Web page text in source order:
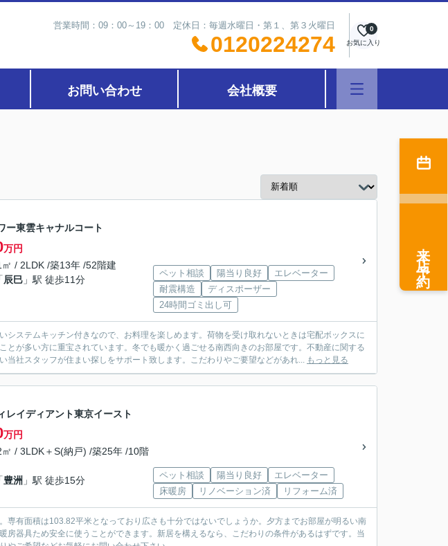
営業時間：09：00～19：00 定休日：毎週水曜日・第１、第３火曜日
0120224274 お気に入り
0
お問い合わせ 会社概要
ー東雲キャナルコート
万円
/ 2LDK /築13年 /52階建
「辰巳 」駅 徒歩11分
ペット相談 陽当り良好
エレベーター
耐震構造
ディスポーザー
24時間ゴミ出し可
システムキッチン付きなので、お料理を楽しめます。荷物を受け取れないときは宅配ボックスに
とが多い方に重宝されています。冬でも暖かく過ごせる南西向きのお部屋です。不動産に関する
当社スタッフが住まい探しをサポート致します。こだわりやご要望などがあれ... もっと見る
レイディアント東京イースト
万円
/ 3LDK＋S(納戸) /築25年 /10階
「豊洲 」駅 徒歩15分 ペット相談 陽当り良好
エレベーター
床暖房
リノベーション済 リフォーム済
専有面積は103.82平米となっており広さも十分ではないでしょうか。夕方までお部屋が明るい南
房器具ため安全に使うことができます。新居を構えるなら、こだわりの条件があるはずです。当
来店予約